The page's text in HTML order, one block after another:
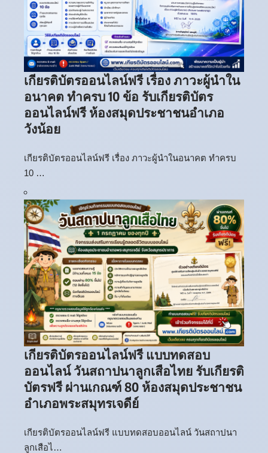
เกียรติบัตรออนไลน์ฟรี เรื่อง ภาวะผู้นำใน
อนาคต ทำครบ 10 ข้อ รับเกียรติบัตร
ออนไลน์ฟรี ห้องสมุดประชาชนอำเภอ
วังน้อย
เกียรติบัตรออนไลน์ฟรี เรื่อง ภาวะผู้นำในอนาคต ทำครบ
10 …
เกียรติบัตรออนไลน์ฟรี แบบทดสอบ
ออนไลน์ วันสถาปนาลูกเสือไทย รับเกียรติ
บัตรฟรี ผ่านเกณฑ์ 80 ห้องสมุดประชาชน
อำเภอพระสมุทรเจดีย์
เกียรติบัตรออนไลน์ฟรี แบบทดสอบออนไลน์ วันสถาปนา
ลูกเสือไ…